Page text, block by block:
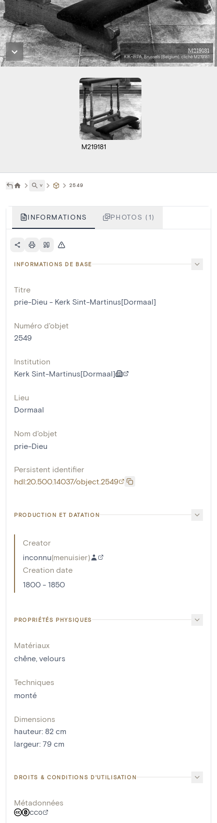
M219181
KIK-IRPA, Brussels (Belgium), cliché M219181
M219181
˅ 2549
INFORMATIONS PHOTOS (1)
INFORMATIONS DE BASE
Titre
prie-Dieu - Kerk Sint-Martinus[Dormaal]
Numéro d'objet
2549
Institution
Kerk Sint-Martinus[Dormaal]
Lieu
Dormaal
Nom d'objet
prie-Dieu
Persistent identifier
hdl:20.500.14037/object.2549
PRODUCTION ET DATATION
Creator
inconnu(menuisier)
Creation date
1800 - 1850
PROPRIÉTÉS PHYSIQUES
Matériaux
chêne, velours
Techniques
monté
Dimensions
hauteur: 82 cm
largeur: 79 cm
DROITS & CONDITIONS D'UTILISATION
Métadonnées
CC0